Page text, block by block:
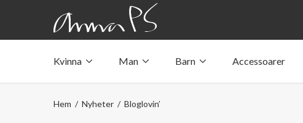
Kvinna
Badkläder med ficka
Man
Badkläder med ficka
Barn Accessoarer
Hem / Nyheter / Bloglovin’